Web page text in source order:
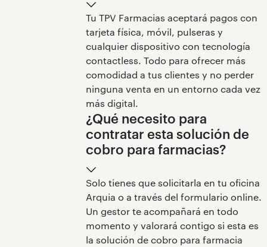
Tu TPV Farmacias aceptará pagos con
tarjeta física, móvil, pulseras y
cualquier dispositivo con tecnología
contactless. Todo para ofrecer más
comodidad a tus clientes y no perder
ninguna venta en un entorno cada vez
más digital.
¿Qué necesito para
contratar esta solución de
cobro para farmacias?
Solo tienes que solicitarla en tu oficina
Arquia o a través del formulario online.
Un gestor te acompañará en todo
momento y valorará contigo si esta es
la solución de cobro para farmacia